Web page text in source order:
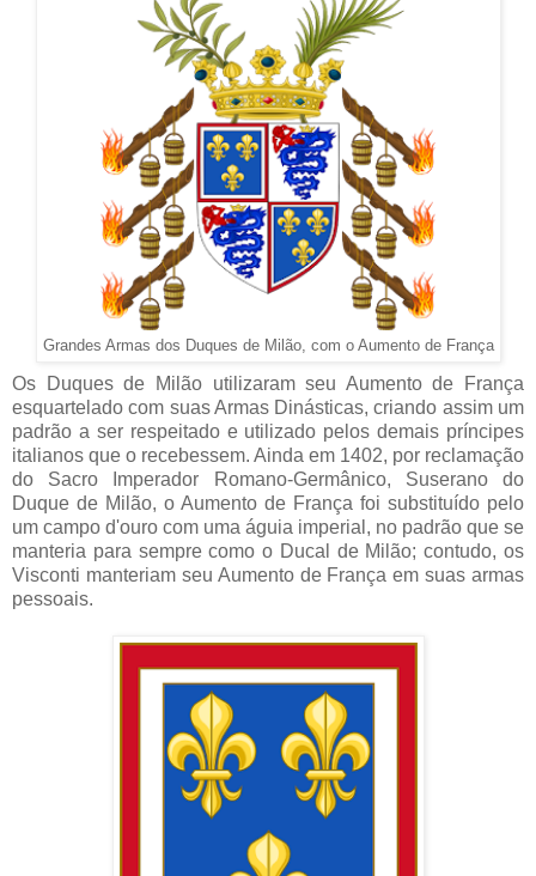
Grandes Armas dos Duques de Milão, com o Aumento de França
Os Duques de Milão utilizaram seu Aumento de França
esquartelado com suas Armas Dinásticas, criando assim um
padrão a ser respeitado e utilizado pelos demais príncipes
italianos que o recebessem. Ainda em 1402, por reclamação
do Sacro Imperador Romano-Germânico, Suserano do
Duque de Milão, o Aumento de França foi substituído pelo
um campo d'ouro com uma águia imperial, no padrão que se
manteria para sempre como o Ducal de Milão; contudo, os
Visconti manteriam seu Aumento de França em suas armas
pessoais.